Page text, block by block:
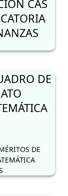
CAS
DE
DE